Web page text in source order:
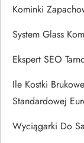
Kominki
System Glass
Ekspert SEO
Ile Kostki
Standardowej
Wyciągarki Do